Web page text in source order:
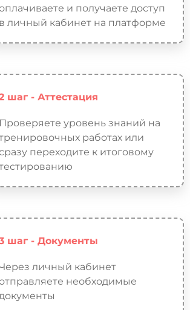
и получаете доступ
в личный кабинет на платформе
шаг - Аттестация
Проверяете уровень знаний на
работах или
переходите к итоговому
шаг - Документы
личный кабинет
необходимые
документы